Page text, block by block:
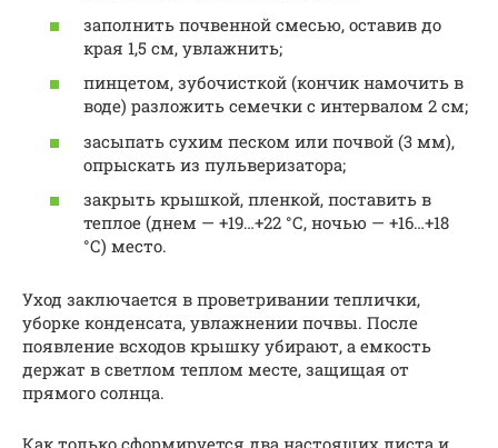
заполнить почвенной смесью, оставив до
края 1,5 см, увлажнить;
пинцетом, зубочисткой (кончик намочить в
воде) разложить семечки с интервалом 2 см;
засыпать сухим песком или почвой (3 мм),
опрыскать из пульверизатора;
закрыть крышкой, пленкой, поставить в
теплое (днем — +19…+22 °С, ночью — +16…+18
°С) место.
Уход заключается в проветривании теплички,
уборке конденсата, увлажнении почвы. После
появление всходов крышку убирают, а емкость
держат в светлом теплом месте, защищая от
прямого солнца.